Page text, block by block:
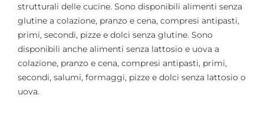
strutturali delle cucine. Sono disponibili alimenti senza
glutine a colazione, pranzo e cena, compresi antipasti,
primi, secondi, pizze e dolci senza glutine. Sono
disponibili anche alimenti senza lattosio e uova a
colazione, pranzo e cena, compresi antipasti, primi,
secondi, salumi, formaggi, pizze e dolci senza lattosio o
uova.